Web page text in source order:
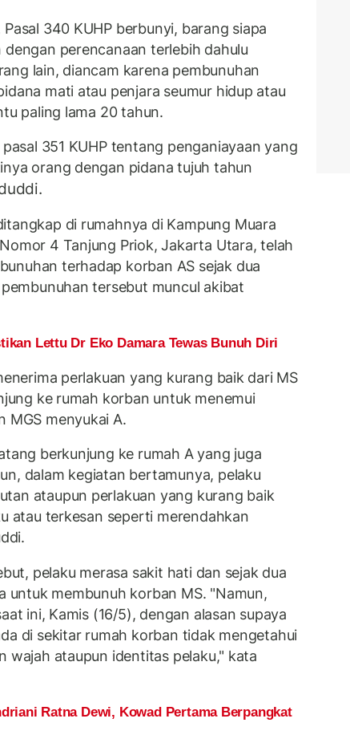
340 KUHP berbunyi, barang siapa
dengan perencanaan terlebih dahulu
lain, diancam karena pembunuhan
mati atau penjara seumur hidup atau
paling lama 20 tahun.
351 KUHP tentang penganiayaan yang
orang dengan pidana tujuh tahun
di rumahnya di Kampung Muara
4 Tanjung Priok, Jakarta Utara, telah
terhadap korban AS sejak dua
tersebut muncul akibat
Lettu Dr Eko Damara Tewas Bunuh Diri
perlakuan yang kurang baik dari MS
ke rumah korban untuk menemui
MGS menyukai A.
berkunjung ke rumah A yang juga
dalam kegiatan bertamunya, pelaku
ataupun perlakuan yang kurang baik
atau terkesan seperti merendahkan
pelaku merasa sakit hati dan sejak dua
untuk membunuh korban MS. "Namun,
ini, Kamis (16/5), dengan alasan supaya
di sekitar rumah korban tidak mengetahui
wajah ataupun identitas pelaku," kata
Ratna Dewi, Kowad Pertama Berpangkat